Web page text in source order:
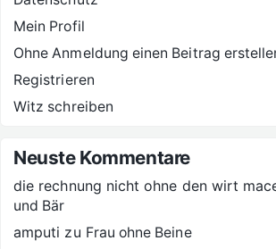
Mein Profil
Ohne Anmeldung einen Beitrag
Registrieren
Witz schreiben
Neuste Kommentare
die rechnung nicht ohne den wirt
und Bär
amputi zu Frau ohne Beine